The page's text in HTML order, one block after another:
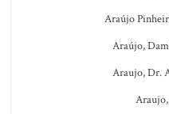
Araújo
Araújo,
Araujo, Dr.
Araujo,